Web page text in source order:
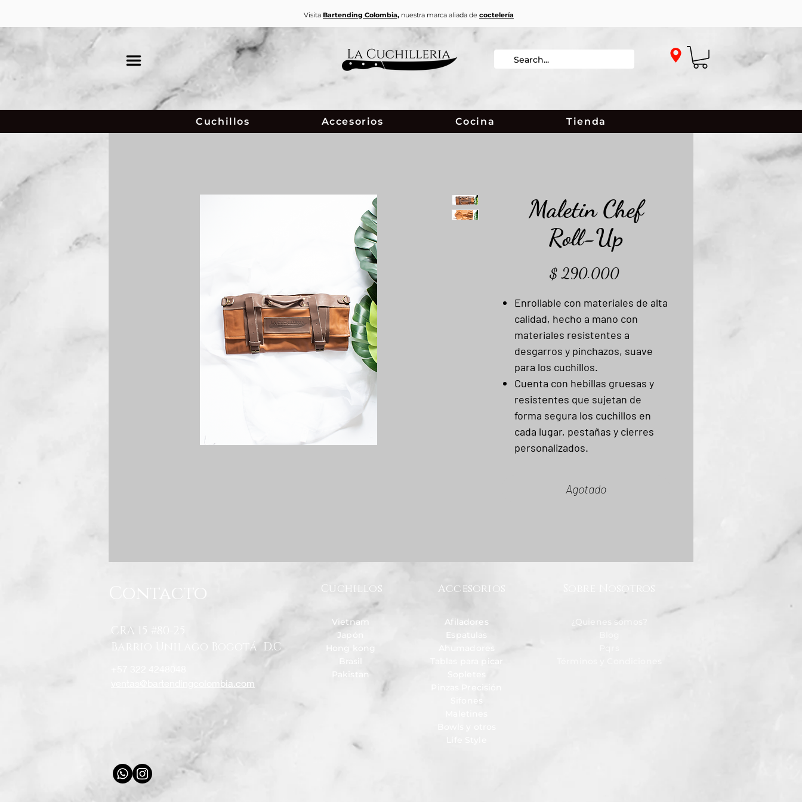
Visita Bartending Colombia, nuestra marca aliada de coctelería
Maletin Chef
Roll-Up
$ 290.000Precio
Enrollable con materiales de alta
calidad, hecho a mano con
materiales resistentes a
desgarros y pinchazos, suave
para los cuchillos.
Cuenta con hebillas gruesas y
resistentes que sujetan de
forma segura los cuchillos en
cada lugar, pestañas y cierres
personalizados.
Agotado
Cuchillos Accesorios Cocina Tienda
Contacto Cuchillos Accesorios Sobre Nosotros
CRA 15 #80-25
Barrio Unilago Bogotá D.C
ventas@bartendingcolombia.com
Vietnam
Japón
Pakistan
Afiladores
Espatulas
¿Quienes somos?